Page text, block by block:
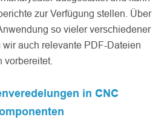
zur Verfügung stellen. Über
so vieler verschiedener
auch relevante PDF-Dateien
vorbereitet.
in CNC